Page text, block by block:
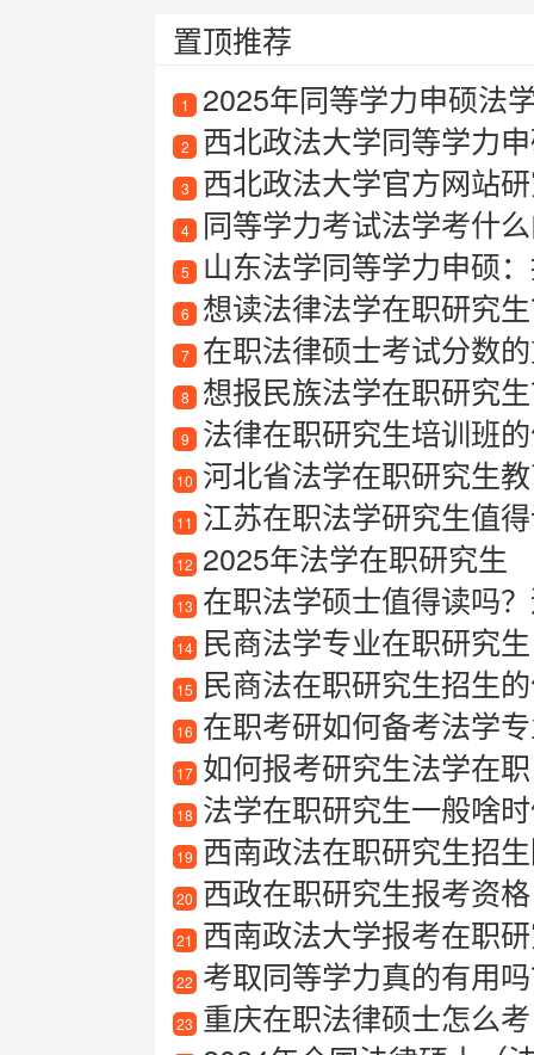
置顶推荐
1 2025年同等学力申硕法
2 西北政法大学同等学力
3 西北政法大学官方网站
4 同等学力考试法学考什
5 山东法学同等学力申硕
6 想读法律法学在职研究
7 在职法律硕士考试分数
8 想报民族法学在职研究
9 法律在职研究生培训班
10 河北省法学在职研究生
11 江苏在职法学研究生值
12 2025年法学在职研究生
13 在职法学硕士值得读吗
14 民商法学专业在职研究生
15 民商法在职研究生招生
16 在职考研如何备考法学
17 如何报考研究生法学在职
18 法学在职研究生一般啥
19 西南政法在职研究生招
20 西政在职研究生报考资格
21 西南政法大学报考在职
22 考取同等学力真的有用
23 重庆在职法律硕士怎么考